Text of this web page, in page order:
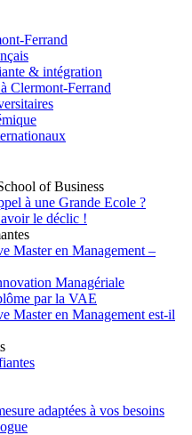
Ferrand
& intégration
Clermont-Ferrand
of Business
à une Grande Ecole ?
le déclic !
Master en Management –
Managériale
par la VAE
Master en Management est-il
adaptées à vos besoins